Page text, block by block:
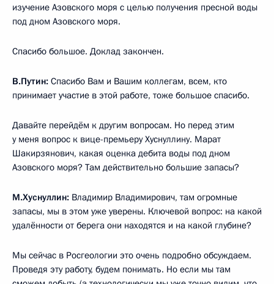
изучение Азовского моря с целью получения пресной воды
под дном Азовского моря.
Спасибо большое. Доклад закончен.
В.Путин: Спасибо Вам и Вашим коллегам, всем, кто
принимает участие в этой работе, тоже большое спасибо.
Давайте перейдём к другим вопросам. Но перед этим
у меня вопрос к вице-премьеру Хуснуллину. Марат
Шакирзянович, какая оценка дебита воды под дном
Азовского моря? Там действительно большие запасы?
М.Хуснуллин: Владимир Владимирович, там огромные
запасы, мы в этом уже уверены. Ключевой вопрос: на какой
удалённости от берега они находятся и на какой глубине?
Мы сейчас в Росгеологии это очень подробно обсуждаем.
Проведя эту работу, будем понимать. Но если мы там